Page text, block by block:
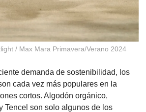
/ Max Mara Primavera/Verano 2024
demanda de sostenibilidad, los
cada vez más populares en la
cortos. Algodón orgánico,
Tencel son solo algunos de los